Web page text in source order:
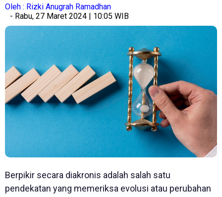
Oleh : Rizki Anugrah Ramadhan
- Rabu, 27 Maret 2024 | 10:05 WIB
Berpikir secara diakronis adalah salah satu
pendekatan yang memeriksa evolusi atau perubahan